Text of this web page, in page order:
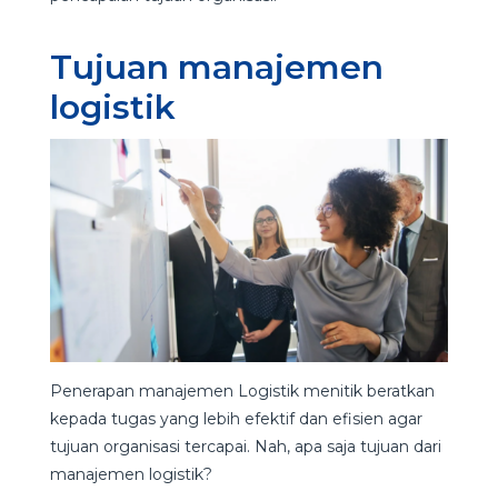
Tujuan manajemen
logistik
Penerapan manajemen Logistik menitik beratkan
kepada tugas yang lebih efektif dan efisien agar
tujuan organisasi tercapai. Nah, apa saja tujuan dari
manajemen logistik?